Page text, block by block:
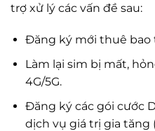
trợ xử lý các vấn đề sau:
Đăng ký mới thuê bao
Làm lại sim bị mất,
4G/5G.
Đăng ký các gói cước
dịch vụ giá trị gia tăng